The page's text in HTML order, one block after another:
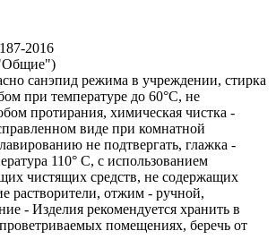
2016
санэпид режима в учреждении, стирка
при температуре до 60°С, не
протирания, химическая чистка -
виде при комнатной
не подтвергать, глажка -
110° С, с использованием
чистящих средств, не содержащих
растворители, отжим - ручной,
- Изделия рекомендуется хранить в
помещениях, беречь от